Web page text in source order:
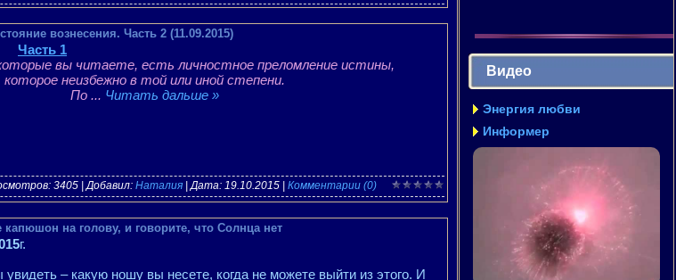
вознесения. Часть 2 (11.09.2015)
Часть 1
вы читаете, есть личностное преломление истины,
которое неизбежно в той или иной степени.
По ... Читать дальше »
3405 | Добавил: Наталия | Дата: 19.10.2015 Комментарии (0)
на голову, и говорите, что Солнца нет
г.
– какую ношу вы несете, когда не можете выйти из этого. И
Видео
Энергия любви
Информер